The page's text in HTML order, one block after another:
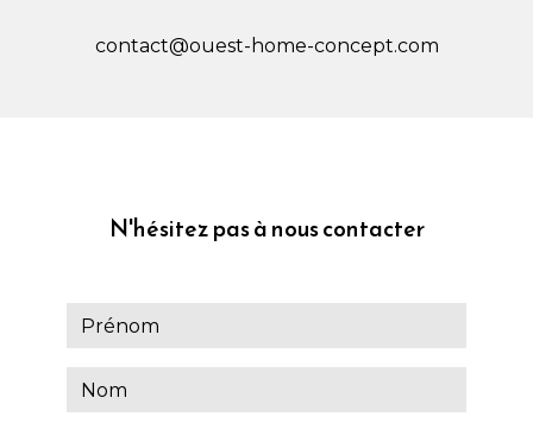
contact@ouest-home-concept.com
N'hésitez pas à nous contacter